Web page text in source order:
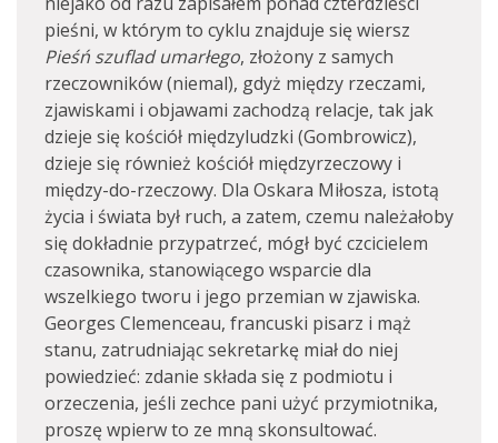
pieśni, w którym to cyklu znajduje się wiersz
Pieśń szuflad umarłego, złożony z samych
rzeczowników (niemal), gdyż między rzeczami,
zjawiskami i objawami zachodzą relacje, tak jak
dzieje się kościół międzyludzki (Gombrowicz),
dzieje się również kościół międzyrzeczowy i
między-do-rzeczowy. Dla Oskara Miłosza, istotą
życia i świata był ruch, a zatem, czemu należałoby
się dokładnie przypatrzeć, mógł być czcicielem
czasownika, stanowiącego wsparcie dla
wszelkiego tworu i jego przemian w zjawiska.
Georges Clemenceau, francuski pisarz i mąż
stanu, zatrudniając sekretarkę miał do niej
powiedzieć: zdanie składa się z podmiotu i
orzeczenia, jeśli zechce pani użyć przymiotnika,
proszę wpierw to ze mną skonsultować.